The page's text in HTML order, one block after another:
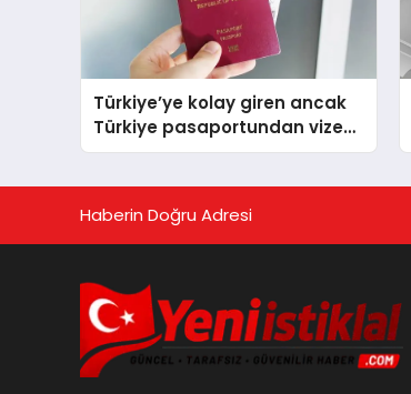
Türkiye’ye kolay giren ancak
Türkiye pasaportundan vize
isteyen ülkeler hangileri?
Haberin Doğru Adresi